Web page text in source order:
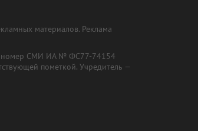
материалов. Реклама
номер СМИ ИА № ФС77-74154
пометкой. Учредитель —